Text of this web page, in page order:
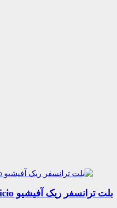
بلت ترانسفر ریک آفیشیو Richo Aficio